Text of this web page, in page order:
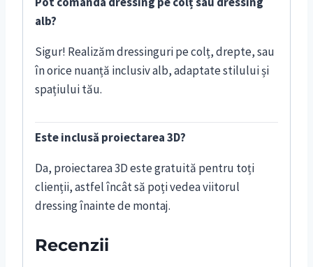
alb?
Sigur! Realizăm dressinguri pe colț, drepte, sau
în orice nuanță inclusiv alb, adaptate stilului și
spațiului tău.
Este inclusă proiectarea 3D?
Da, proiectarea 3D este gratuită pentru toți
clienții, astfel încât să poți vedea viitorul
dressing înainte de montaj.
Recenzii